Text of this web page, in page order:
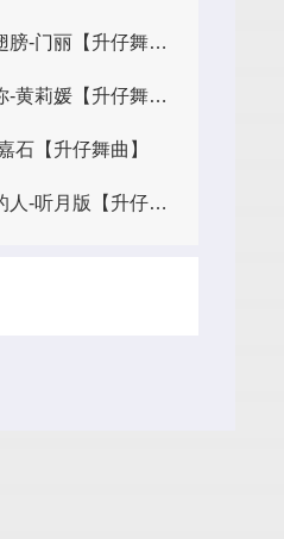
门丽【升仔舞曲】
莉媛【升仔舞曲】
石【升仔舞曲】
月版【升仔舞曲】